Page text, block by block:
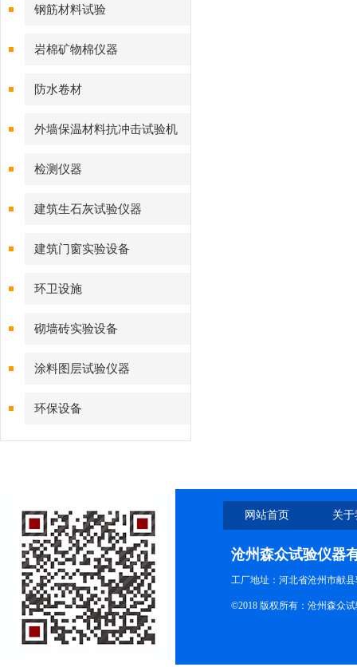
钢筋材料试验
岩棉矿物棉仪器
防水卷材
外墙保温材料抗冲击试验机
检测仪器
建筑生石灰试验仪器
建筑门窗实验设备
环卫设施
砌墙砖实验设备
涂料图层试验仪器
环保设备
网站首页 关
沧州森众试验仪器
工厂地址：河北省沧州市献
©2018 版权所有：沧州森众